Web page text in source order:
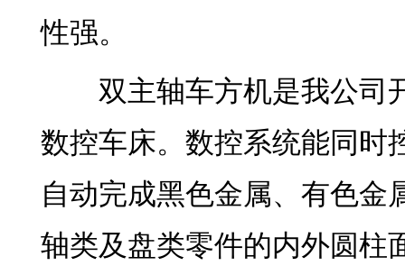
性强。
双主轴车方机是我公司
数控车床。数控系统能同时
自动完成黑色金属、有色金
轴类及盘类零件的内外圆柱